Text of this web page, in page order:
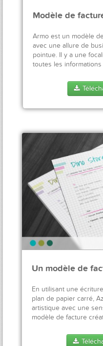
Modèle de
Armo est un modèle
avec une allure de
pointue. Il y a une
toutes les
Un modèle de
En utilisant une
plan de papier carré,
artistique avec une
modèle de facture